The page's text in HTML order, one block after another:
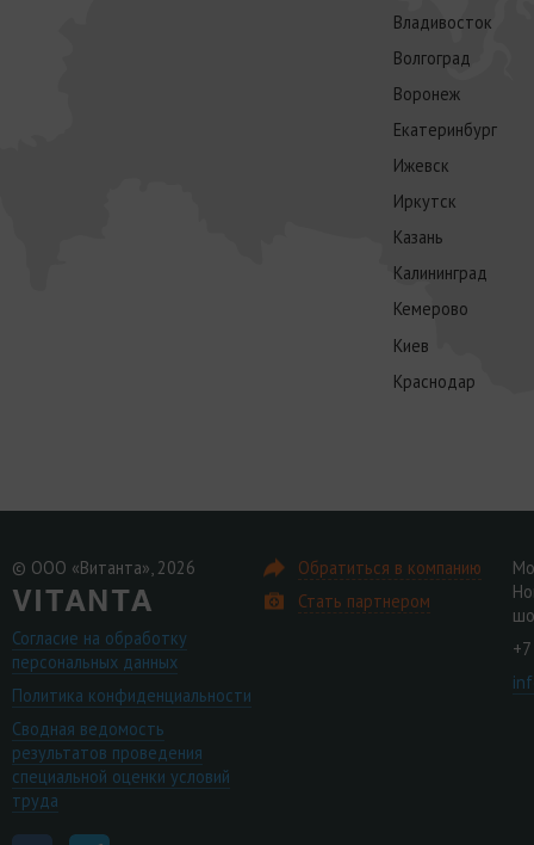
Владивосток
Волгоград
Воронеж
Екатеринбург
Ижевск
Иркутск
Казань
Калининград
Кемерово
Киев
Краснодар
© ООО «Витанта», 2026
Согласие на обработку
персональных данных
Политика конфиденциальности
Сводная ведомость
результатов проведения
специальной оценки условий
труда
Обратиться в компанию
Стать партнером